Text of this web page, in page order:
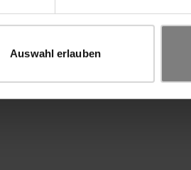
Auswahl erlauben